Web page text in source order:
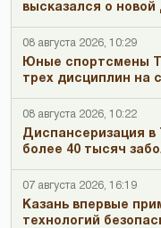
высказался о
08 августа 2026, 10:29
Юные спортсмены
трех дисциплин на
08 августа 2026, 10:22
Диспансеризация в
более 40 тысяч
07 августа 2026, 16:19
Казань впервые
технологий